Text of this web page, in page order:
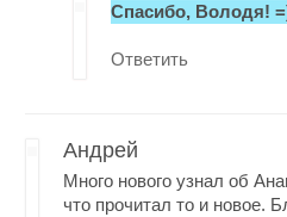
Спасибо, Володя!
Ответить
Андрей
Много нового узнал об
что прочитал то и новое.